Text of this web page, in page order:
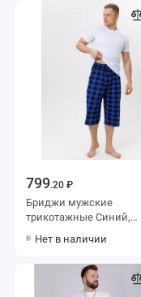
799.20 ₽
Бриджи мужские
трикотажные Синий,
Нет в наличии